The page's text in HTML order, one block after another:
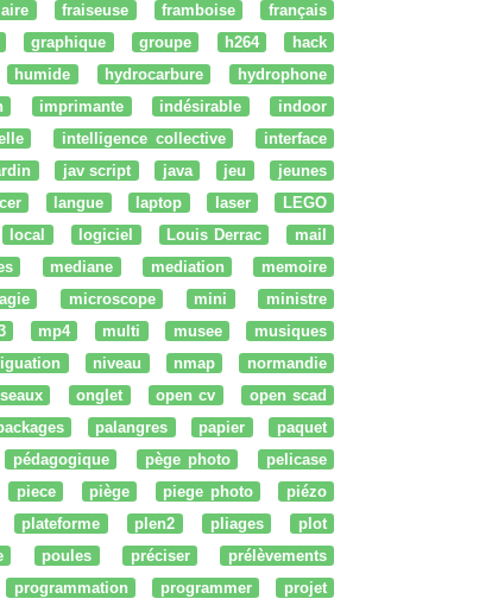
fraiseuse framboise
français
graphique groupe h264
hack
humide hydrocarbure
hydrophone
imprimante indésirable
indoor
intelligence collective
interface
jav script java jeu
jeunes
langue laptop laser
LEGO
local logiciel Louis Derrac
mail
mediane mediation
memoire
microscope mini
ministre
mp4 multi musee
musiques
niveau nmap
normandie
onglet open cv
open scad
palangres papier
paquet
pédagogique pège photo
pelicase
piece piège piege photo
piézo
plateforme plen2 pliages
plot
poules préciser
prélèvements
programmation programmer
projet